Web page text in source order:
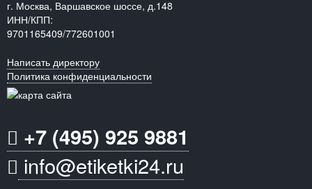
г. Москва, Варшавское шоссе, д.148
ИНН/КПП:
9701165409/772601001
Написать директору
Политика конфиденциальности
+7 (495) 925 9881
info@etiketki24.ru